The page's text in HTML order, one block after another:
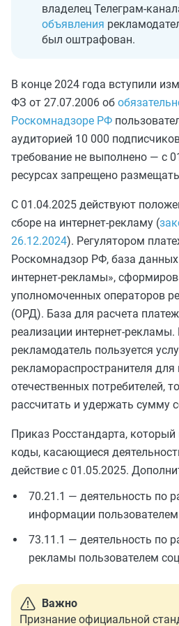
владелец Телеграм-
объявления
был оштрафован.
В конце 2024 года вступили
ФЗ от 27.07.2006 об
Роскомнадзоре РФ
аудиторией 10 000
требование не выполнено — с
ресурсах запрещено
С 01.04.2025 действуют
сборе на интернет-рекламу (
26.12.2024). Регулятором
Роскомнадзор РФ, база
интернет-рекламы»,
уполномоченных операторов
(ОРД). База для расчета
реализации интернет-рекламы.
рекламодатель пользуется
рекламораспространителя для
отечественных потребителей,
рассчитать и удержать сумму
Приказ Росстандарта,
коды, касающиеся
действие с 01.05.2025.
70.21.1 — деятельность по
информации
73.11.1 — деятельность по
рекламы пользователем
Важно
Признание официальной